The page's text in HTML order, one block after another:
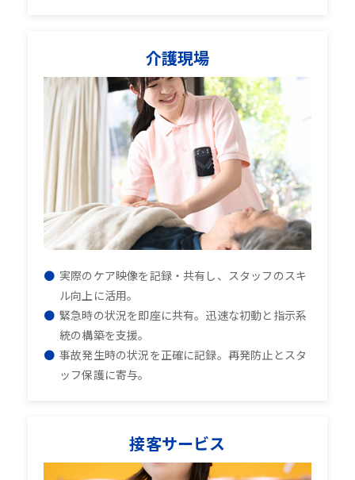
介護現場
実際のケア映像を記録・共有し、スタッフのスキ
ル向上に活用。
緊急時の状況を即座に共有。迅速な初動と指示系
統の構築を支援。
事故発生時の状況を正確に記録。再発防止とスタ
ッフ保護に寄与。
接客サービス